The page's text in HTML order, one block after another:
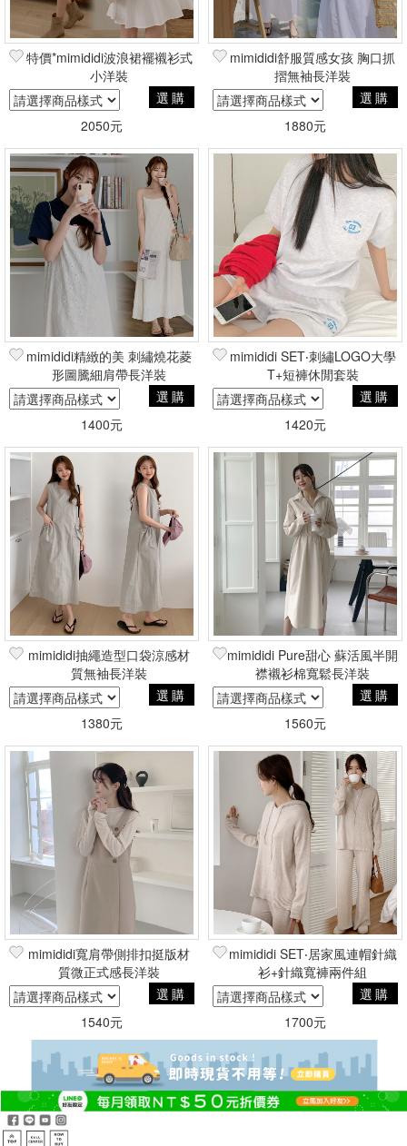
特價*mimididi波浪裙襬襯衫式
小洋裝
選購
2050元
mimididi舒服質感女孩 胸口抓
摺無袖長洋裝
選購
1880元
mimididi精緻的美 刺繡燒花菱
形圖騰細肩帶長洋裝
選購
1400元
mimididi SET‧刺繡LOGO大學
T+短褲休閒套裝
選購
1420元
mimididi抽繩造型口袋涼感材
質無袖長洋裝
選購
1380元
mimididi Pure甜心 蘇活風半開
襟襯衫棉寬鬆長洋裝
選購
1560元
mimididi寬肩帶側排扣挺版材
質微正式感長洋裝
選購
1540元
mimididi SET‧居家風連帽針織
衫+針織寬褲兩件組
選購
1700元